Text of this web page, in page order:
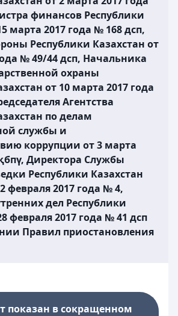
финансов Республики
марта 2017 года № 168 дсп,
Республики Казахстан от
№ 49/44 дсп, Начальника
охраны
от 10 марта 2017 года
Агентства
по делам
службы и
коррупции от 3 марта
Директора Службы
Республики Казахстан
февраля 2017 года № 4,
дел Республики
февраля 2017 года № 41 дсп
Правил приостановления
показан в сокращенном